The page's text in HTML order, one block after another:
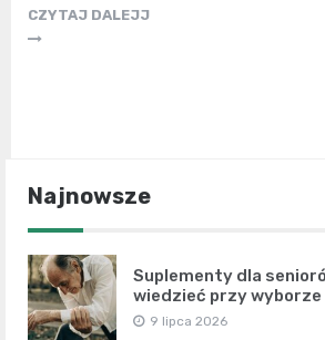
CZYTAJ DALEJJ
Najnowsze
Suplementy dla
wiedzieć przy wyborze
9 lipca 2026